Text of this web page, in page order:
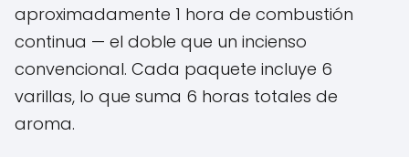
aproximadamente 1 hora de combustión
continua — el doble que un incienso
convencional. Cada paquete incluye 6
varillas, lo que suma 6 horas totales de
aroma.